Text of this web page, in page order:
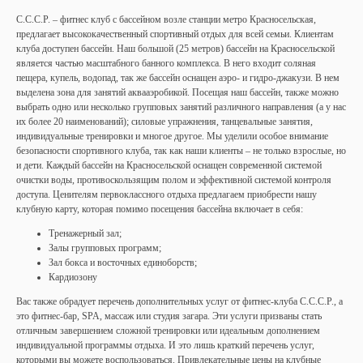
С.С.С.Р. – фитнес клуб с бассейном возле станции метро Красносельская,
предлагает высококачественный спортивный отдых для всей семьи. Клиентам
клуба доступен бассейн. Наш большой (25 метров) бассейн на Красносельской
является частью масштабного банного комплекса. В него входит соляная
пещера, купель, водопад, так же бассейн оснащен аэро- и гидро-джакузи. В нем
выделена зона для занятий аквааэробикой. Посещая наш бассейн, также можно
выбрать одно или несколько групповых занятий различного направления (а у нас
их более 20 наименований); силовые упражнения, танцевальные занятия,
индивидуальные тренировки и многое другое. Мы уделили особое внимание
безопасности спортивного клуба, так как наши клиенты – не только взрослые, но
и дети. Каждый бассейн на Красносельской оснащен современной системой
очистки воды, противоскользящим полом и эффективной системой контроля
доступа. Ценителям первоклассного отдыха предлагаем приобрести нашу
клубную карту, которая помимо посещения бассейна включает в себя:
Тренажерный зал;
Залы групповых программ;
Зал бокса и восточных единоборств;
Кардиозону
Вас также обрадует перечень дополнительных услуг от фитнес-клуба С.С.С.Р., а
это фитнес-бар, SPA, массаж или студия загара. Эти услуги призваны стать
отличным завершением сложной тренировки или идеальным дополнением
индивидуальной программы отдыха. И это лишь краткий перечень услуг,
которыми вы можете воспользоваться. Привлекательные цены на клубные